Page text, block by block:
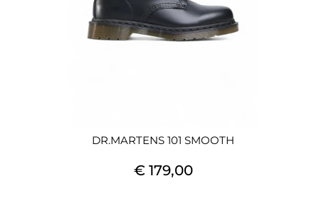
DR.MARTENS 101 SMOOTH
€ 179,00